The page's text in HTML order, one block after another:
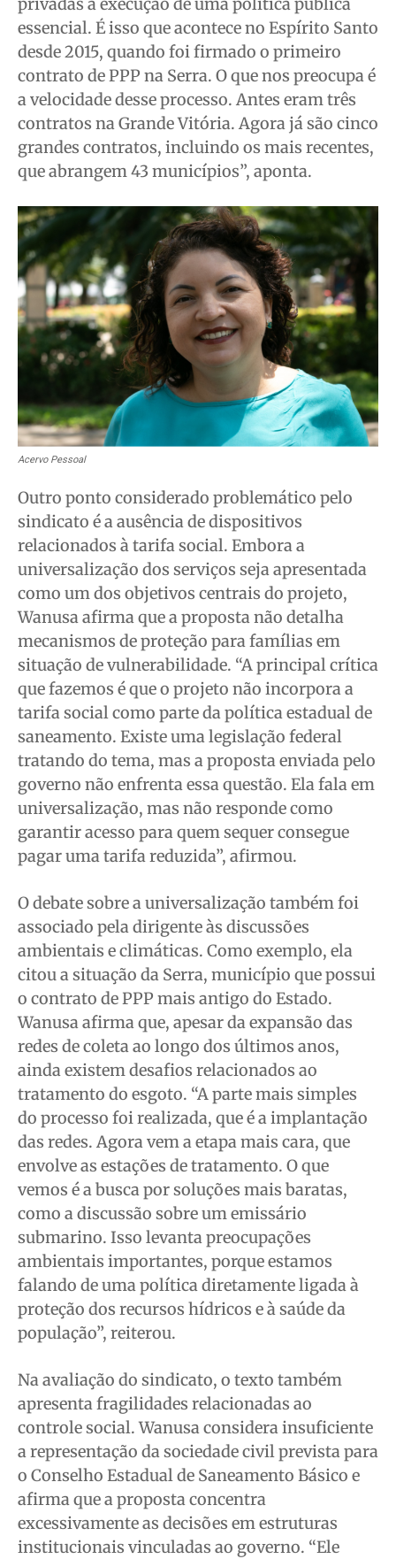
privadas a execução de uma política pública
essencial. É isso que acontece no Espírito Santo
desde 2015, quando foi firmado o primeiro
contrato de PPP na Serra. O que nos preocupa é
a velocidade desse processo. Antes eram três
contratos na Grande Vitória. Agora já são cinco
grandes contratos, incluindo os mais recentes,
que abrangem 43 municípios”, aponta.
Acervo Pessoal
Outro ponto considerado problemático pelo
sindicato é a ausência de dispositivos
relacionados à tarifa social. Embora a
universalização dos serviços seja apresentada
como um dos objetivos centrais do projeto,
Wanusa afirma que a proposta não detalha
mecanismos de proteção para famílias em
situação de vulnerabilidade. “A principal crítica
que fazemos é que o projeto não incorpora a
tarifa social como parte da política estadual de
saneamento. Existe uma legislação federal
tratando do tema, mas a proposta enviada pelo
governo não enfrenta essa questão. Ela fala em
universalização, mas não responde como
garantir acesso para quem sequer consegue
pagar uma tarifa reduzida”, afirmou.
O debate sobre a universalização também foi
associado pela dirigente às discussões
ambientais e climáticas. Como exemplo, ela
citou a situação da Serra, município que possui
o contrato de PPP mais antigo do Estado.
Wanusa afirma que, apesar da expansão das
redes de coleta ao longo dos últimos anos,
ainda existem desafios relacionados ao
tratamento do esgoto. “A parte mais simples
do processo foi realizada, que é a implantação
das redes. Agora vem a etapa mais cara, que
envolve as estações de tratamento. O que
vemos é a busca por soluções mais baratas,
como a discussão sobre um emissário
submarino. Isso levanta preocupações
ambientais importantes, porque estamos
falando de uma política diretamente ligada à
proteção dos recursos hídricos e à saúde da
população”, reiterou.
Na avaliação do sindicato, o texto também
apresenta fragilidades relacionadas ao
controle social. Wanusa considera insuficiente
a representação da sociedade civil prevista para
o Conselho Estadual de Saneamento Básico e
afirma que a proposta concentra
excessivamente as decisões em estruturas
institucionais vinculadas ao governo. “Ele